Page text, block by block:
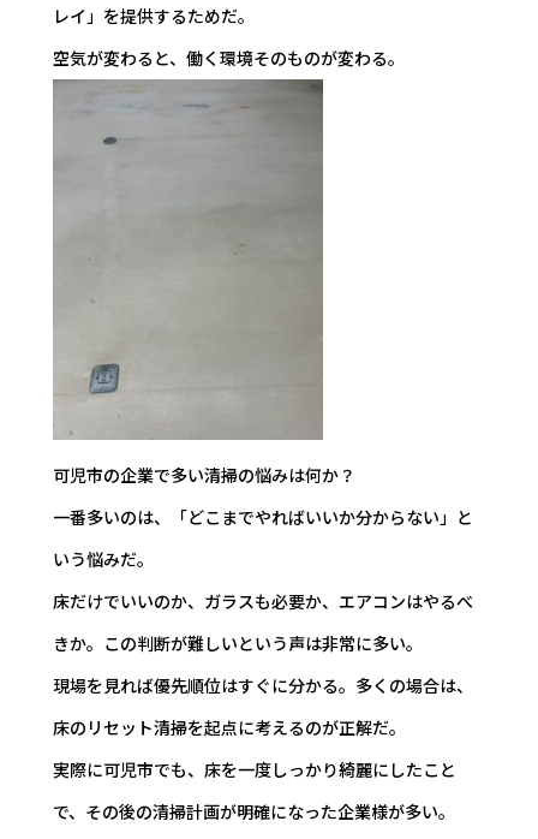
レイ」を提供するためだ。
空気が変わると、働く環境そのものが変わる。
可児市の企業で多い清掃の悩みは何か？
一番多いのは、「どこまでやればいいか分からない」と
いう悩みだ。
床だけでいいのか、ガラスも必要か、エアコンはやるべ
きか。この判断が難しいという声は非常に多い。
現場を見れば優先順位はすぐに分かる。多くの場合は、
床のリセット清掃を起点に考えるのが正解だ。
実際に可児市でも、床を一度しっかり綺麗にしたこと
で、その後の清掃計画が明確になった企業様が多い。